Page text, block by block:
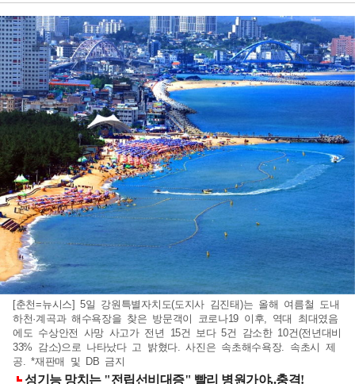
[춘천=뉴시스] 5일 강원특별자치도(도지사 김진태)는 올해 여름철 도내
하천·계곡과 해수욕장을 찾은 방문객이 코로나19 이후, 역대 최대였음
에도 수상안전 사망 사고가 전년 15건 보다 5건 감소한 10건(전년대비
33% 감소)으로 나타났다 고 밝혔다. 사진은 속초해수욕장. 속초시 제
공. *재판매 및 DB 금지